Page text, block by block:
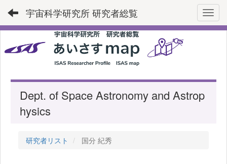
宇宙科学研究所 研究者総覧
Dept. of Space Astronomy and Astrop
hysics
研究者リスト 国分 紀秀